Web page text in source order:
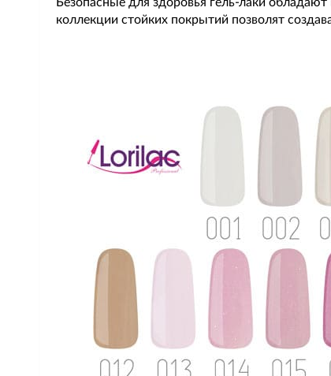
коллекции стойких покрытий позволят